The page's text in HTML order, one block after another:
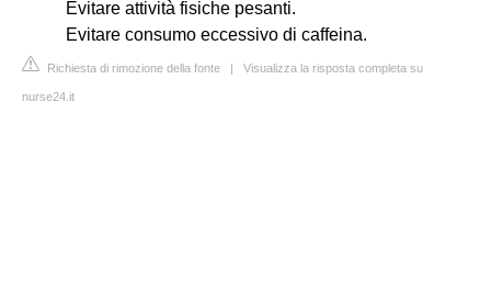
Evitare attività fisiche pesanti.
Evitare consumo eccessivo di caffeina.
Richiesta di rimozione della fonte | Visualizza la risposta completa su
nurse24.it